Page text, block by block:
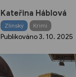
Kateřina Háblová
Zlínský Krimi
Publikováno3. 10. 2025